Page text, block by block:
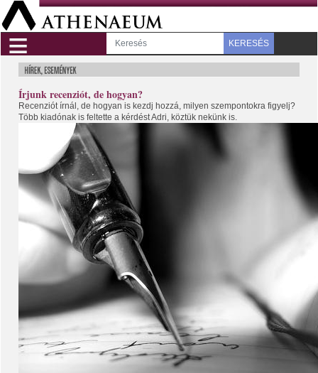
≡ KERESÉS
Írjunk recenziót, de hogyan?
Recenziót írnál, de hogyan is kezdj hozzá, milyen szempontokra figyelj?
Több kiadónak is feltette a kérdést Adri, köztük nekünk is.